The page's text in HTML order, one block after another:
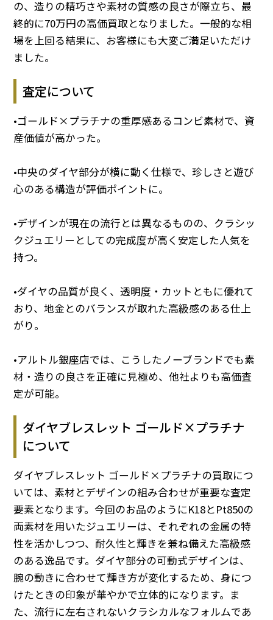
の、造りの精巧さや素材の質感の良さが際立ち、最
終的に70万円の高価買取となりました。一般的な相
場を上回る結果に、お客様にも大変ご満足いただけ
ました。
査定について
•ゴールド×プラチナの重厚感あるコンビ素材で、資
産価値が高かった。
•中央のダイヤ部分が横に動く仕様で、珍しさと遊び
心のある構造が評価ポイントに。
•デザインが現在の流行とは異なるものの、クラシッ
クジュエリーとしての完成度が高く安定した人気を
持つ。
•ダイヤの品質が良く、透明度・カットともに優れて
おり、地金とのバランスが取れた高級感のある仕上
がり。
•アルトル銀座店では、こうしたノーブランドでも素
材・造りの良さを正確に見極め、他社よりも高価査
定が可能。
ダイヤブレスレット ゴールド×プラチナ
について
ダイヤブレスレット ゴールド×プラチナの買取につ
いては、素材とデザインの組み合わせが重要な査定
要素となります。今回のお品のようにK18とPt850の
両素材を用いたジュエリーは、それぞれの金属の特
性を活かしつつ、耐久性と輝きを兼ね備えた高級感
のある逸品です。ダイヤ部分の可動式デザインは、
腕の動きに合わせて輝き方が変化するため、身につ
けたときの印象が華やかで立体的になります。ま
た、流行に左右されないクラシカルなフォルムであ